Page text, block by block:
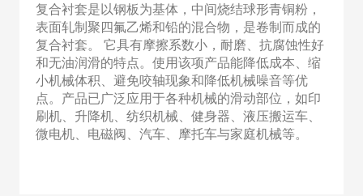
复合衬套是以钢板为基体，中间烧结球形青铜粉，
表面轧制聚四氟乙烯和铅的混合物，是卷制而成的
复合衬套。 它具有摩擦系数小，耐磨、抗腐蚀性好
和无油润滑的特点。使用该项产品能降低成本、缩
小机械体积、避免咬轴现象和降低机械噪音等优
点。产品已广泛应用于各种机械的滑动部位，如印
刷机、升降机、纺织机械、健身器、液压搬运车、
微电机、电磁阀、汽车、摩托车与家庭机械等。